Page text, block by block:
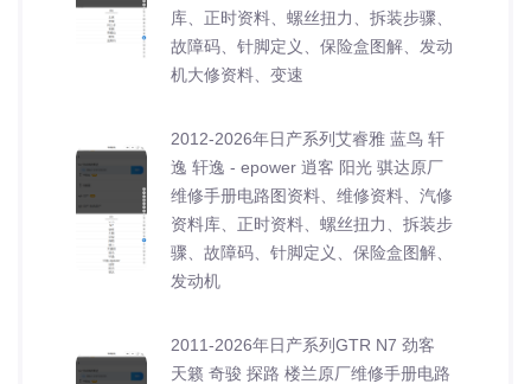
库、正时资料、螺丝扭力、拆装步骤、
故障码、针脚定义、保险盒图解、发动
机大修资料、变速
2012-2026年日产系列艾睿雅 蓝鸟 轩
逸 轩逸 - epower 逍客 阳光 骐达原厂
维修手册电路图资料、维修资料、汽修
资料库、正时资料、螺丝扭力、拆装步
骤、故障码、针脚定义、保险盒图解、
发动机
2011-2026年日产系列GTR N7 劲客
天籁 奇骏 探路 楼兰原厂维修手册电路